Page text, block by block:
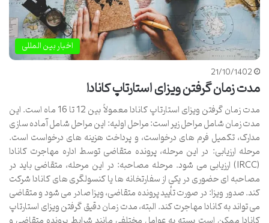
اخبار بین المللی
21/10/1402
مدت زمان گرفتن ویزای استارتاپ کانادا
مدت زمان گرفتن ویزای استارتاپ کانادا معمولاً بین 12 تا 16 ماه است. این
مدت زمان شامل مراحل زیر است: مراحل اولیه: این مراحل شامل آماده سازی
مدارک، تکمیل فرم های درخواست، و پرداخت هزینه های درخواست است.
مرحله ارزیابی: در این مرحله، پرونده متقاضی توسط اداره مهاجرت کانادا
(IRCC) ارزیابی می شود. مرحله مصاحبه: در این مرحله، متقاضی باید در
مصاحبه ای حضوری در یکی از سفارتخانه ها یا کنسولگری های کانادا شرکت
کند. صدور ویزا: در صورت تأیید پرونده متقاضی، ویزا صادر می شود و متقاضی
می تواند به کانادا مهاجرت کند. البته، مدت زمان دقیق گرفتن ویزای استارتاپ